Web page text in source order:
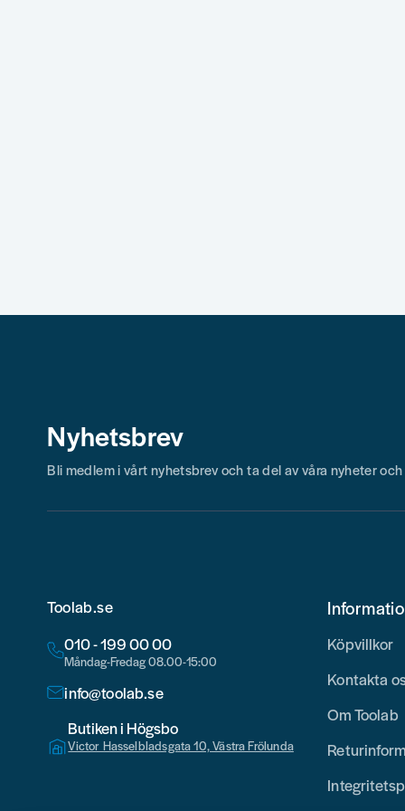
Nyhetsbrev
Bli medlem i vårt nyhetsbrev och ta del av våra nyheter
Toolab.se
010 - 199 00 00
Måndag-Fredag 08.00-15:00
info@toolab.se
Butiken i Högsbo
Victor Hasselbladsgata 10, Västra Frölunda
Köpvillkor
Kontakta
Om Toolab